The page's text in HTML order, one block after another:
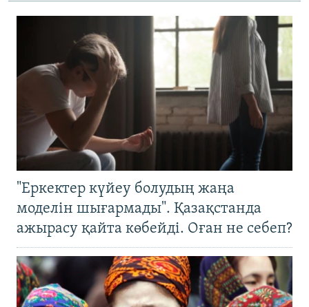
"Еркектер күйеу болудың жаңа
моделін шығармады". Қазақстанда
ажырасу қайта көбейді. Оған не себеп?